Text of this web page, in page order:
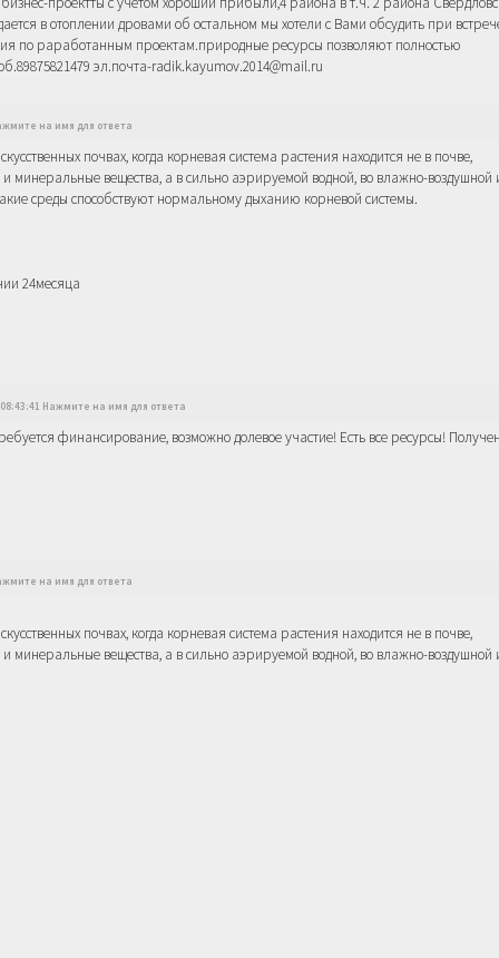
в отоплении дровами об остальном мы хотели с Вами обсудить при
по раработанным проектам.природные ресурсы позволяют полностью
эл.почта-radik.kayumov.2014@mail.ru
на имя для ответа
почвах, когда корневая система растения находится не в почве,
минеральные вещества, а в сильно аэрируемой водной, во влажно-воздушной
среды способствуют нормальному дыханию корневой системы.
24месяца
08:43:41 Нажмите на имя для ответа
финансирование, возможно долевое участие! Есть все ресурсы!
на имя для ответа
почвах, когда корневая система растения находится не в почве,
минеральные вещества, а в сильно аэрируемой водной, во влажно-воздушной